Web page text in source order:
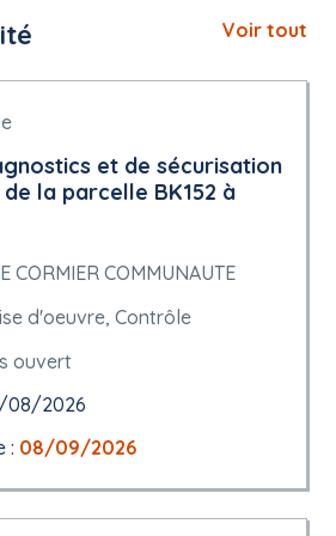
Voir tout
et de sécurisation
la parcelle BK152 à
CORMIER COMMUNAUTE
d'oeuvre, Contrôle
ouvert
08/2026
: 08/09/2026